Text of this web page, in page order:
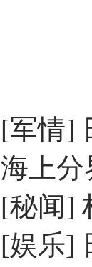
[军情]
海上分
[秘闻]
[娱乐]